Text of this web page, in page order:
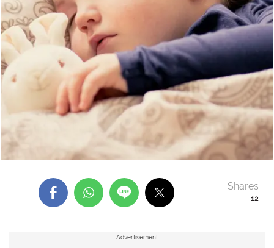
12
Shares